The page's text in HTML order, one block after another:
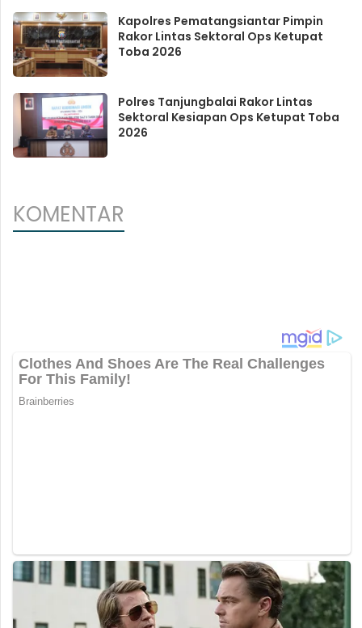
Kapolres Pematangsiantar Pimpin
Rakor Lintas Sektoral Ops Ketupat
Toba 2026
Polres Tanjungbalai Rakor Lintas
Sektoral Kesiapan Ops Ketupat Toba
2026
KOMENTAR